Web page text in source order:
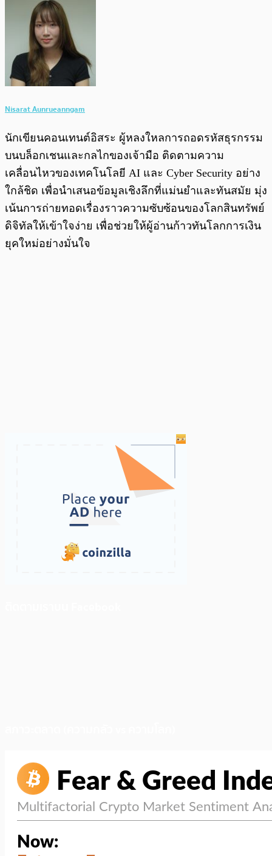
Nisarat Aunrueanngam
นักเขียนคอนเทนต์อิสระ ผู้หลงใหลการถอดรหัสธุรกรรม
บนบล็อกเชนและกลไกของเจ้ามือ ติดตามความ
เคลื่อนไหวของเทคโนโลยี AI และ Cyber Security อย่าง
ใกล้ชิด เพื่อนำเสนอข้อมูลเชิงลึกที่แม่นยำและทันสมัย มุ่ง
เน้นการถ่ายทอดเรื่องราวความซับซ้อนของโลกสินทรัพย์
ดิจิทัลให้เข้าใจง่าย เพื่อช่วยให้ผู้อ่านก้าวทันโลกการเงิน
ยุคใหม่อย่างมั่นใจ